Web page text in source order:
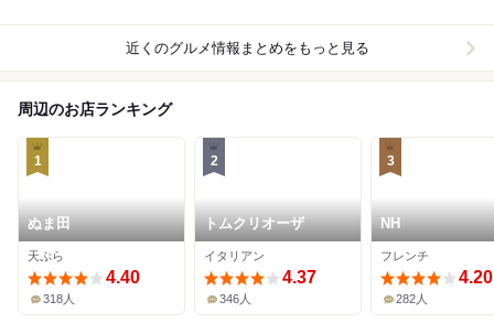
近くのグルメ情報まとめをもっと見る
周辺のお店ランキング
1
ぬま田
天ぷら
4.40
318人
2
トムクリオーザ
イタリアン
4.37
346人
3
NH
フレンチ
4.20
282人